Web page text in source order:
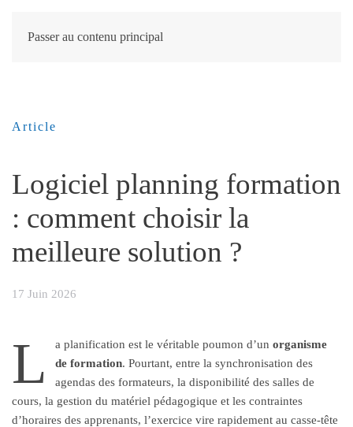
Passer au contenu principal
Article
Logiciel planning formation
: comment choisir la
meilleure solution ?
17 Juin 2026
L a planification est le véritable poumon d’un organisme
de formation. Pourtant, entre la synchronisation des
agendas des formateurs, la disponibilité des salles de
cours, la gestion du matériel pédagogique et les contraintes
d’horaires des apprenants, l’exercice vire rapidement au casse-tête